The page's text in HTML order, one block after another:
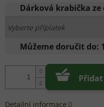
cena:
Dárková krabička ze
Můžeme doručit do:
Detailní informace